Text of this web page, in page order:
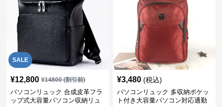
SALE
¥12,800 ¥14800(割引前)
パソコンリュック 合成皮革フラ
ップ式大容量パソコン収納リュ
¥3,480 (税込)
パソコンリュック 多収納ポケッ
ト付き大容量パソコン対応通勤